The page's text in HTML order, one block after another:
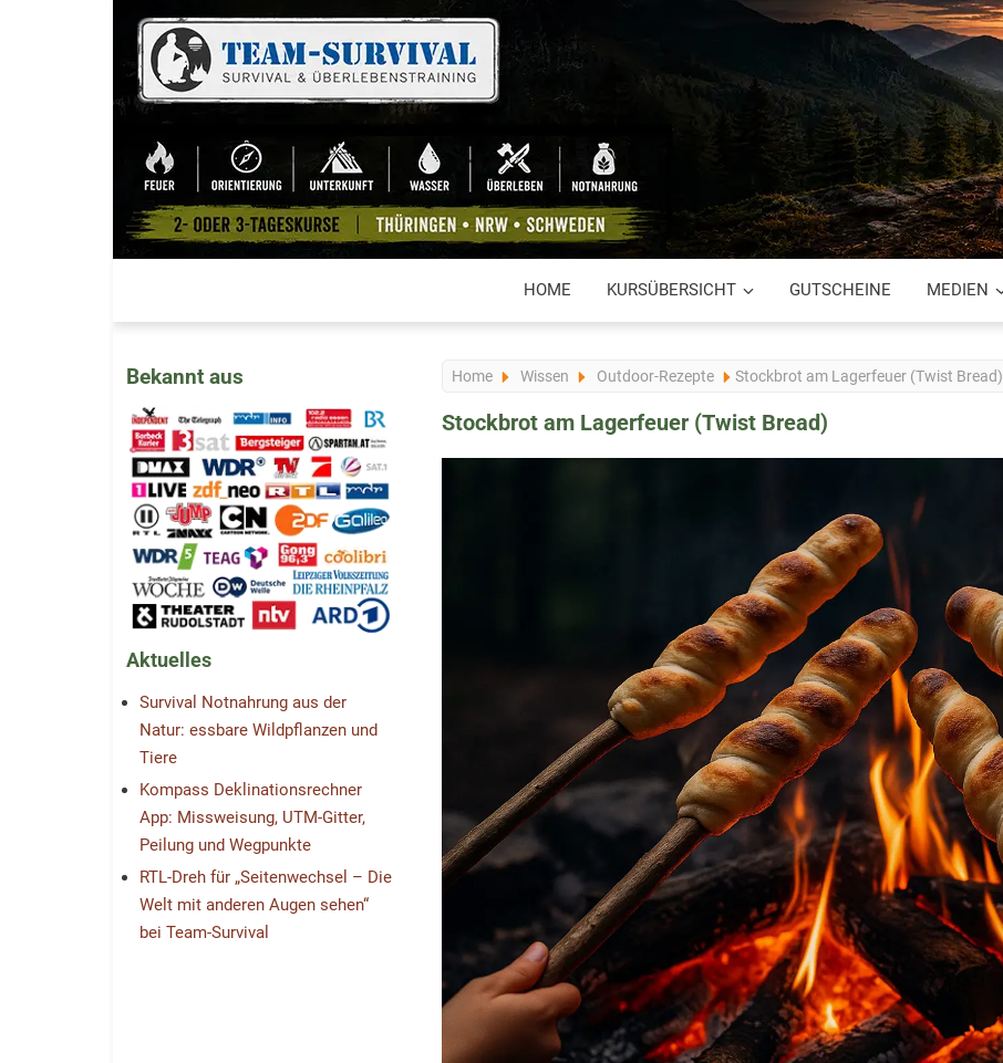
HOME KURSÜBERSICHT GUTSCHEINE MEDIEN
Bekannt aus
Aktuelles
Survival Notnahrung aus der
Natur: essbare Wildpflanzen und
Tiere
Kompass Deklinationsrechner
App: Missweisung, UTM-Gitter,
Peilung und Wegpunkte
RTL-Dreh für „Seitenwechsel – Die
Welt mit anderen Augen sehen“
bei Team-Survival
Home Wissen Outdoor-Rezepte Stockbrot am Lagerfeuer (Twist Bread)
Stockbrot am Lagerfeuer (Twist Bread)